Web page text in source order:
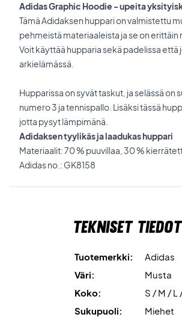
Adidas Graphic Hoodie - upeita
Tämä Adidaksen huppari on valmistettu
pehmeistä materiaaleista ja se on erittäin
Voit käyttää hupparia sekä padelissa että
arkielämässä.
Hupparissa on syvät taskut, ja selässä on
numero 3 ja tennispallo. Lisäksi tässä
jotta pysyt lämpimänä.
Adidaksen tyylikäs ja laadukas huppari
Materiaalit: 70 % puuvillaa, 30 %
Adidas no.: GK8158
Tekniset tiedot
Tuotemerkki:
Adidas
Väri:
Musta
Koko:
S / M / L
Sukupuoli:
Miehet